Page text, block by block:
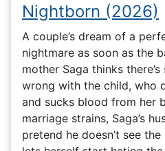
Nightborn (2026)
A couple’s dream of a
nightmare as soon as the
mother Saga thinks
wrong with the child, who
and sucks blood from her
marriage strains, Saga’s
pretend he doesn’t see